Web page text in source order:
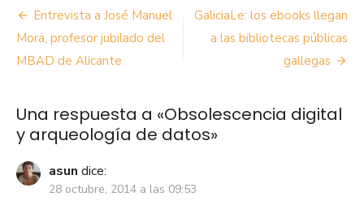
Navegación
de
entradas
Entrevista a José Manuel
Mora, profesor jubilado del
MBAD de Alicante
GaliciaLe: los ebooks llegan
a las bibliotecas públicas
gallegas
Una respuesta a «Obsolescencia digital
y arqueología de datos»
asun dice:
28 octubre, 2014 a las 09:53